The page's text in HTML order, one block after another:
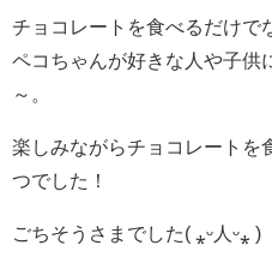
チョコレートを食べるだけで
ペコちゃんが好きな人や子供
～。
楽しみながらチョコレートを
つでした！
ごちそうさまでした( ⁎ᵕ人ᵕ⁎ )